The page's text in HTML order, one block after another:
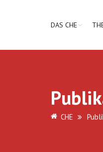
DAS CHE
CHE